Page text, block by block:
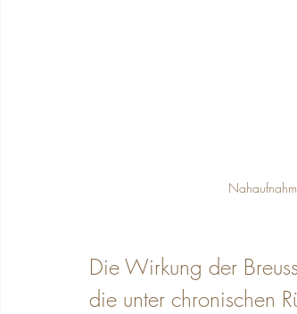
Die Wirkung der
die unter chronischen